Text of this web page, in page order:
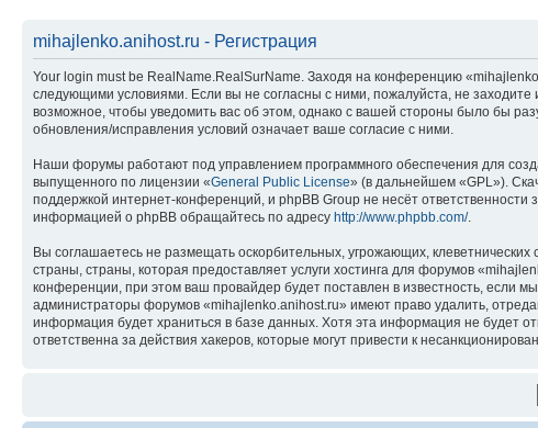
mihajlenko.anihost.ru - Регистрация
Your login must be RealName.RealSurName. Заходя на конференцию
следующими условиями. Если вы не согласны с ними, пожалуйста, не
возможное, чтобы уведомить вас об этом, однако с вашей стороны было бы
обновления/исправления условий означает ваше согласие с ними.
Наши форумы работают под управлением программного обеспечения для
выпущенного по лицензии «General Public License» (в дальнейшем «GPL»).
поддержкой интернет-конференций, и phpBB Group не несёт
информацией о phpBB обращайтесь по адресу http://www.phpbb.com/.
Вы соглашаетесь не размещать оскорбительных, угрожающих,
страны, страны, которая предоставляет услуги хостинга для форумов
конференции, при этом ваш провайдер будет поставлен в известность, если
администраторы форумов «mihajlenko.anihost.ru» имеют право удалить,
информация будет храниться в базе данных. Хотя эта информация не будет
ответственна за действия хакеров, которые могут привести к